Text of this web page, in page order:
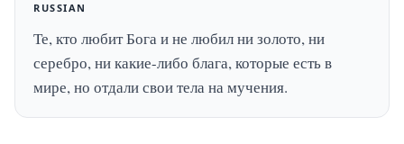
RUSSIAN
Те, кто любит Бога и не любил ни золото, ни
серебро, ни какие-либо блага, которые есть в
мире, но отдали свои тела на мучения.